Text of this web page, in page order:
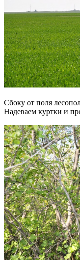
Сбоку от поля
Надеваем куртки и